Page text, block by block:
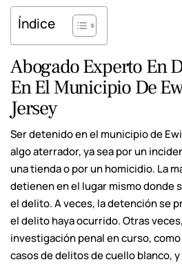
Índice
Abogado Experto En
En El Municipio De
Jersey
Ser detenido en el municipio de
algo aterrador, ya sea por un
una tienda o por un homicidio. La
detienen en el lugar mismo donde
el delito. A veces, la detención se
el delito haya ocurrido. Otras
investigación penal en curso,
casos de delitos de cuello blanco,